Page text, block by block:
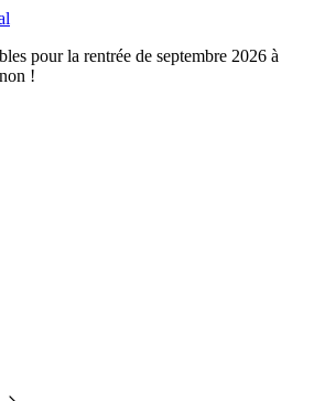
pour la rentrée de septembre 2026 à
!